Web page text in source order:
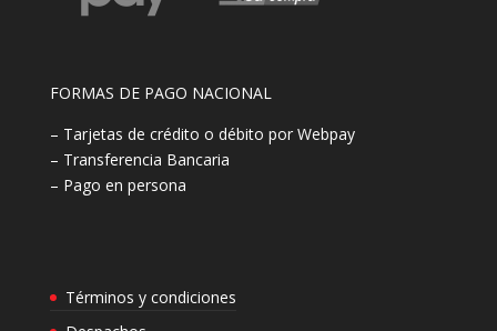
FORMAS DE PAGO NACIONAL
– Tarjetas de crédito o débito por Webpay
– Transferencia Bancaria
– Pago en persona
Términos y condiciones